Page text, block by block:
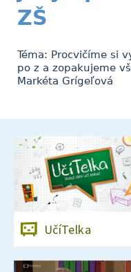
ZŠ
Téma: Procvičíme si
po z a zopakujeme
Markéta Grígeľová
UčíTelka